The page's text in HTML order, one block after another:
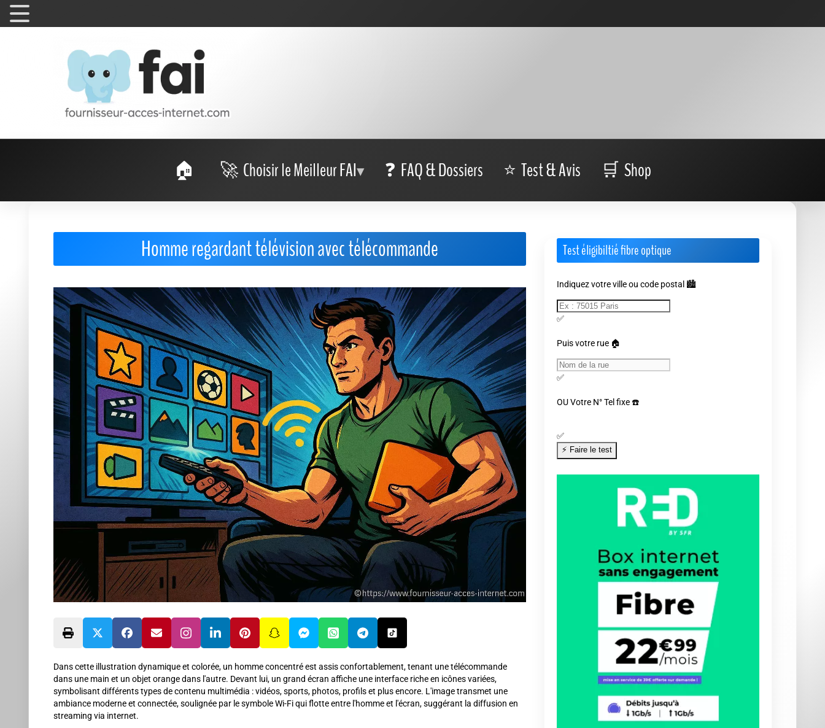
Choisir le Meilleur FAI FAQ & Dossiers Test & Avis Shop
Homme regardant télévision avec télécommande
Dans cette illustration dynamique et colorée, un homme concentré est assis confortablement, tenant une télécommande
dans une main et un objet orange dans l'autre. Devant lui, un grand écran affiche une interface riche en icônes variées,
symbolisant différents types de contenu multimédia : vidéos, sports, photos, profils et plus encore. L'image transmet une
ambiance moderne et connectée, soulignée par le symbole Wi-Fi qui flotte entre l'homme et l'écran, suggérant la diffusion en
streaming via internet.
Test éligibiltié fibre optique
Indiquez votre ville ou code postal 🏙️
✅
Puis votre rue 🏠
✅
OUVotre N° Tel fixe ☎️
✅